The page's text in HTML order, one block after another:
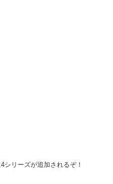
シリーズが追加されるぞ！